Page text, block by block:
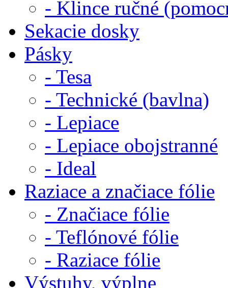
- Klince ručné
Sekacie dosky
Pásky
- Tesa
- Technické (bavlna)
- Lepiace
- Lepiace obojstranné
- Ideal
Raziace a značiace fólie
- Značiace fólie
- Teflónové fólie
- Raziace fólie
Výstuhy, výplne